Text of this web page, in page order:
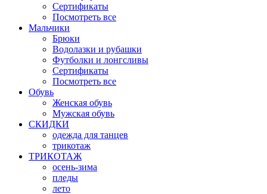
Сертификаты
Посмотреть все
Мальчики
Брюки
Водолазки и рубашки
Футболки и лонгсливы
Сертификаты
Посмотреть все
Обувь
Женская обувь
Мужская обувь
СКИДКИ
одежда для танцев
трикотаж
ТРИКОТАЖ
осень-зима
пледы
лето